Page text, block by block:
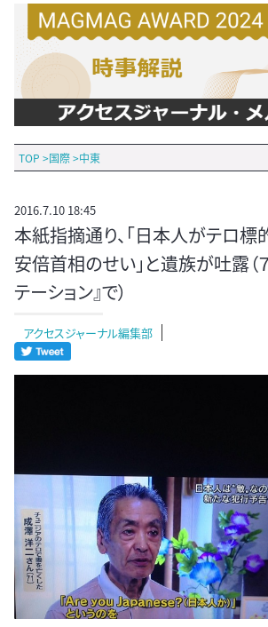
TOP >国際>中東
2016.7.10 18:45
本紙指摘通り、「日本人がテロ
安倍首相のせい」と遺族が吐露（
テーション』で）
アクセスジャーナル編集部